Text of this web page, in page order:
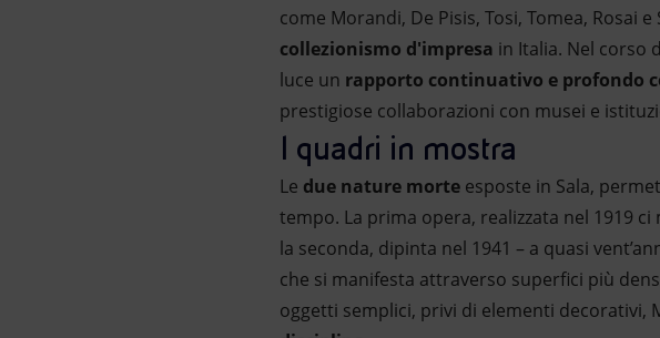
come Morandi, De Pisis, Tosi, Tomea,
collezionismo d'impresa in Italia. Nel corso
luce un rapporto continuativo e profondo
prestigiose collaborazioni con musei e
I quadri in mostra
Le due nature morte esposte in Sala,
tempo. La prima opera, realizzata nel 1919
la seconda, dipinta nel 1941 – a quasi
che si manifesta attraverso superfici più
oggetti semplici, privi di elementi decorativi,